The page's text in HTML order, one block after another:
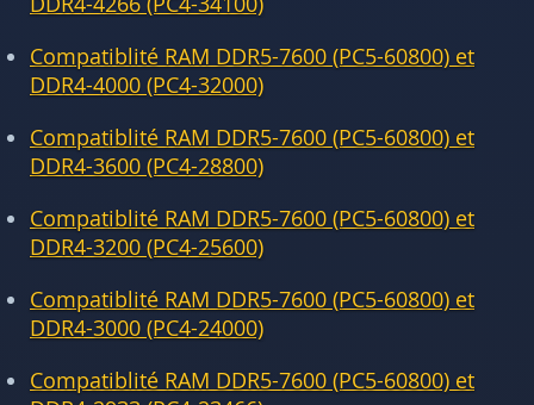
Compatiblité RAM DDR5-7600 (PC5-60800) et
DDR4-4000 (PC4-32000)
Compatiblité RAM DDR5-7600 (PC5-60800) et
DDR4-3600 (PC4-28800)
Compatiblité RAM DDR5-7600 (PC5-60800) et
DDR4-3200 (PC4-25600)
Compatiblité RAM DDR5-7600 (PC5-60800) et
DDR4-3000 (PC4-24000)
Compatiblité RAM DDR5-7600 (PC5-60800) et